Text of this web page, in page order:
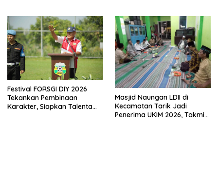
Festival FORSGI DIY 2026
Tekankan Pembinaan
Karakter, Siapkan Talenta
Masjid Naungan LDII di
Kecamatan Tarik Jadi
Penerima UKIM 2026, Takmir